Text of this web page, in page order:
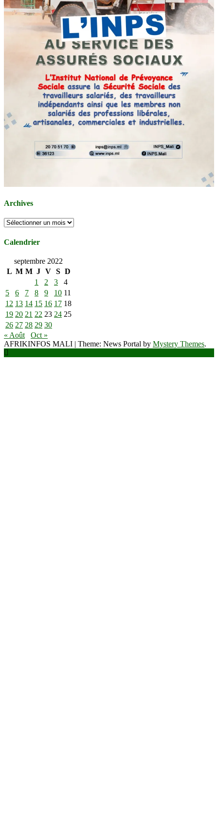
Archives
Archives
Calendrier
septembre 2022
L M M J V S D
1
2 3
4
5
6 7 8 9 10 11
12 13 14 15 16 17 18
19 20 21 22 23 24 25
26 27 28 29 30
« Août
Oct »
AFRIKINFOS MALI | Theme: News Portal by Mystery Themes.